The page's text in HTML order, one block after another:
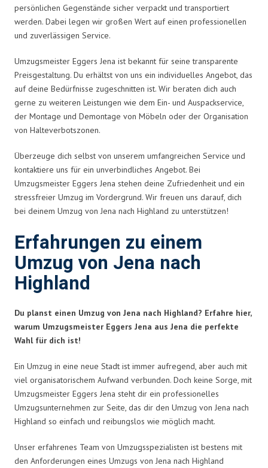
persönlichen Gegenstände sicher verpackt und transportiert
werden. Dabei legen wir großen Wert auf einen professionellen
und zuverlässigen Service.
Umzugsmeister Eggers Jena ist bekannt für seine transparente
Preisgestaltung. Du erhältst von uns ein individuelles Angebot, das
auf deine Bedürfnisse zugeschnitten ist. Wir beraten dich auch
gerne zu weiteren Leistungen wie dem Ein- und Auspackservice,
der Montage und Demontage von Möbeln oder der Organisation
von Halteverbotszonen.
Überzeuge dich selbst von unserem umfangreichen Service und
kontaktiere uns für ein unverbindliches Angebot. Bei
Umzugsmeister Eggers Jena stehen deine Zufriedenheit und ein
stressfreier Umzug im Vordergrund. Wir freuen uns darauf, dich
bei deinem Umzug von Jena nach Highland zu unterstützen!
Erfahrungen zu einem
Umzug von Jena nach
Highland
Du planst einen Umzug von Jena nach Highland? Erfahre hier,
warum Umzugsmeister Eggers Jena aus Jena die perfekte
Wahl für dich ist!
Ein Umzug in eine neue Stadt ist immer aufregend, aber auch mit
viel organisatorischem Aufwand verbunden. Doch keine Sorge, mit
Umzugsmeister Eggers Jena steht dir ein professionelles
Umzugsunternehmen zur Seite, das dir den Umzug von Jena nach
Highland so einfach und reibungslos wie möglich macht.
Unser erfahrenes Team von Umzugsspezialisten ist bestens mit
den Anforderungen eines Umzugs von Jena nach Highland